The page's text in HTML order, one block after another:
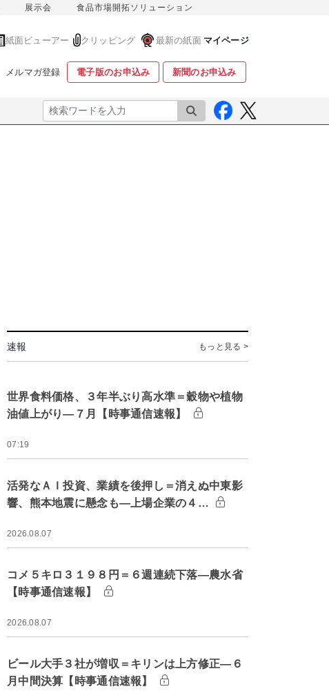
展示会 食品市場開拓ソリューション
紙面ビューアー クリッピング 最新の紙面 マイページ
メルマガ登録 電子版のお申込み 新聞のお申込み
検索
速報 もっと見る >
世界食料価格、３年半ぶり高水準＝穀物や植物
油値上がり―７月【時事通信速報】
07:19
活発なＡＩ投資、業績を後押し＝消えぬ中東影
響、熊本地震に懸念も―上場企業の４…
2026.08.07
コメ５キロ３１９８円＝６週連続下落―農水省
【時事通信速報】
2026.08.07
ビール大手３社が増収＝キリンは上方修正―６
月中間決算【時事通信速報】